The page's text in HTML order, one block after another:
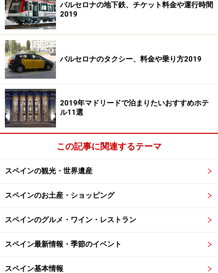
次は、添乗員同行か、同行だけど自由時間も多いプラン
か、完全フリーのプランかを見ていきましょう。自由時
間が多いプランでも大抵オプショナルツアーがついてい
るので、時間をもて余してしまうかも……という心配はあ
まりありません。完全フリーのプランでも、面倒なホテ
ルの約などをしなくていい分個人旅行よりは楽！と言え
ます。
次は、行きたい都市や、興味のある地域が含まれている
か。もしくはツアープランで重点が置かれているかどう
か。例えば南部のアンダルシア地方に興味があるなら、
バルセロナやマドリッドの日数が長いともったいない！
逆にバルセロナのアントニオ・ガウディの建築物にとっ
ざっと回るのみ、なんてのもちょっと残念。
含まれているか。グルメな人には含まれていないツアー
をおすすめします。ガイドの他の記事（スペイン料理、
バルセロナのスペイン料理レストラン
バルセロナの各
バルセロナの地下鉄、チケット料金や運行時間
2019
バルセロナのタクシー、料金や乗り方2019
2019年マドリードで泊まりたいおすすめホテ
ル11選
この記事に関連するテーマ
スペインの観光・世界遺産
スペインのお土産・ショッピング
スペインのグルメ・ワイン・レストラン
スペイン最新情報・季節のイベント
スペイン基本情報